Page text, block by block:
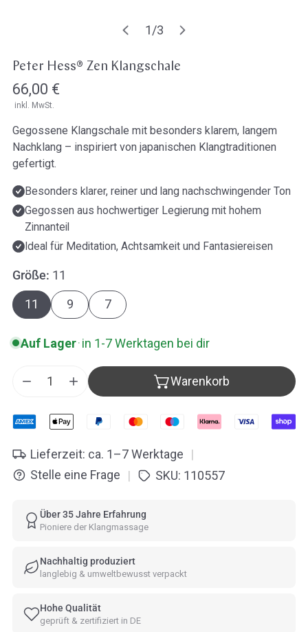
1/3
Peter Hess® Zen Klangschale
Regulärer
Preis
66,00 €
inkl. MwSt.
Gegossene Klangschale mit besonders klarem, langem
Nachklang – inspiriert von japanischen Klangtraditionen
gefertigt.
Besonders klarer, reiner und lang nachschwingender Ton
Gegossen aus hochwertiger Legierung mit hohem
Zinnanteil
Ideal für Meditation, Achtsamkeit und Fantasiereisen
Größe: 11
11
9 7
Auf Lager·in 1-7 Werktagen bei dir
Menge für Peter Hess® Zen Klangschale verringern
Menge für Peter Hess® Zen Klangschale
Warenkorb
Lieferzeit: ca. 1–7 Werktage
|
Stelle eine Frage
| SKU: 110557
Über 35 Jahre Erfahrung
Pioniere der Klangmassage
Nachhaltig produziert
langlebig & umweltbewusst verpackt
Hohe Qualität
geprüft & zertifiziert in DE